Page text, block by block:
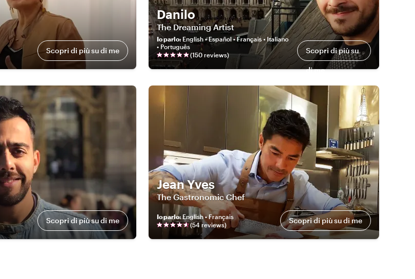
Scopri di più su di me
Danilo
The Dreaming Artist
Io parlo: English • Español • Français • Italiano
• Português
(150 reviews) Scopri di più su
di me
Scopri di più su di me
Jean Yves
The Gastronomic Chef
Io parlo:English • Français
(54 reviews) Scopri di più su di me